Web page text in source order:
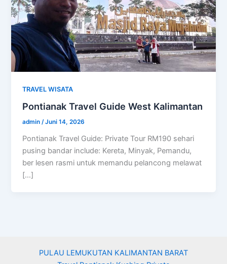
TRAVEL WISATA
Pontianak Travel Guide West Kalimantan
admin/Juni 14, 2026
Pontianak Travel Guide: Private Tour RM190 sehari
pusing bandar include: Kereta, Minyak, Pemandu,
ber lesen rasmi untuk memandu pelancong melawat
[…]
PULAU LEMUKUTAN KALIMANTAN BARAT